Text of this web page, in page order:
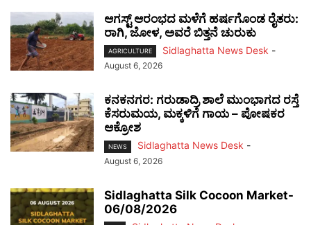
ಆಗಸ್ಟ್ ಆರಂಭದ ಮಳೆಗೆ ಹರ್ಷಗೊಂಡ ರೈತರು:
ರಾಗಿ, ಜೋಳ, ಅವರೆ ಬಿತ್ತನೆ ಚುರುಕು
AGRICULTURE Sidlaghatta News Desk -
August 6, 2026
ಕನಕನಗರ: ಗರುಡಾದ್ರಿ ಶಾಲೆ ಮುಂಭಾಗದ ರಸ್ತೆ
ಕೆಸರುಮಯ, ಮಕ್ಕಳಿಗೆ ಗಾಯ – ಪೋಷಕರ
ಆಕ್ರೋಶ
NEWS Sidlaghatta News Desk -
August 6, 2026
Sidlaghatta Silk Cocoon Market-
06/08/2026